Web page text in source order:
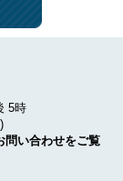
5時
問い合わせをご覧